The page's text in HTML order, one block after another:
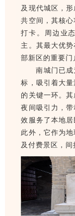
及现代城区，
共空间，其核
打卡。周边业
主。其最大优
部新区的重要门
南城门已
标，吸引着大
的关键一环。
夜间吸引力，
效服务了本地居
此外，它作为
及付费景区，间